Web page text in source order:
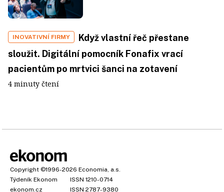
INOVATIVNÍ FIRMY
Když vlastní řeč přestane
sloužit. Digitální pomocník Fonafix vrací
pacientům po mrtvici šanci na zotavení
4 minuty čtení
Copyright ©1996-2026 Economia, a.s.
Týdeník Ekonom
ISSN 1210-0714
ekonom.cz
ISSN 2787-9380